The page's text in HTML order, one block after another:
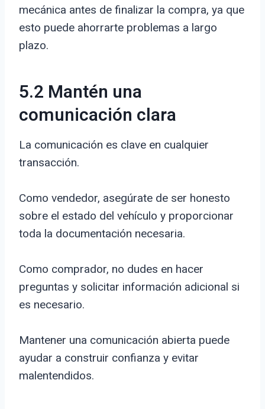
mecánica antes de finalizar la compra, ya que
esto puede ahorrarte problemas a largo
plazo.
5.2 Mantén una
comunicación clara
La comunicación es clave en cualquier
transacción.
Como vendedor, asegúrate de ser honesto
sobre el estado del vehículo y proporcionar
toda la documentación necesaria.
Como comprador, no dudes en hacer
preguntas y solicitar información adicional si
es necesario.
Mantener una comunicación abierta puede
ayudar a construir confianza y evitar
malentendidos.